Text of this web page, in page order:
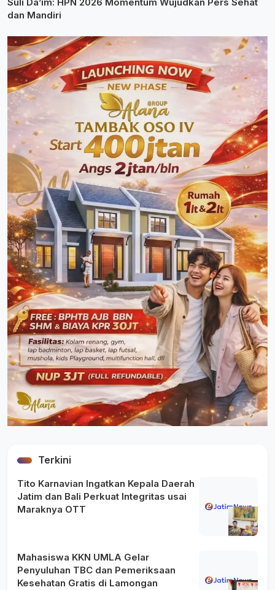
dan Mandiri
Terkini
Tito Karnavian Ingatkan Kepala Daerah
Jatim dan Bali Perkuat Integritas usai
Maraknya OTT
Mahasiswa KKN UMLA Gelar
Penyuluhan TBC dan Pemeriksaan
Kesehatan Gratis di Lamongan